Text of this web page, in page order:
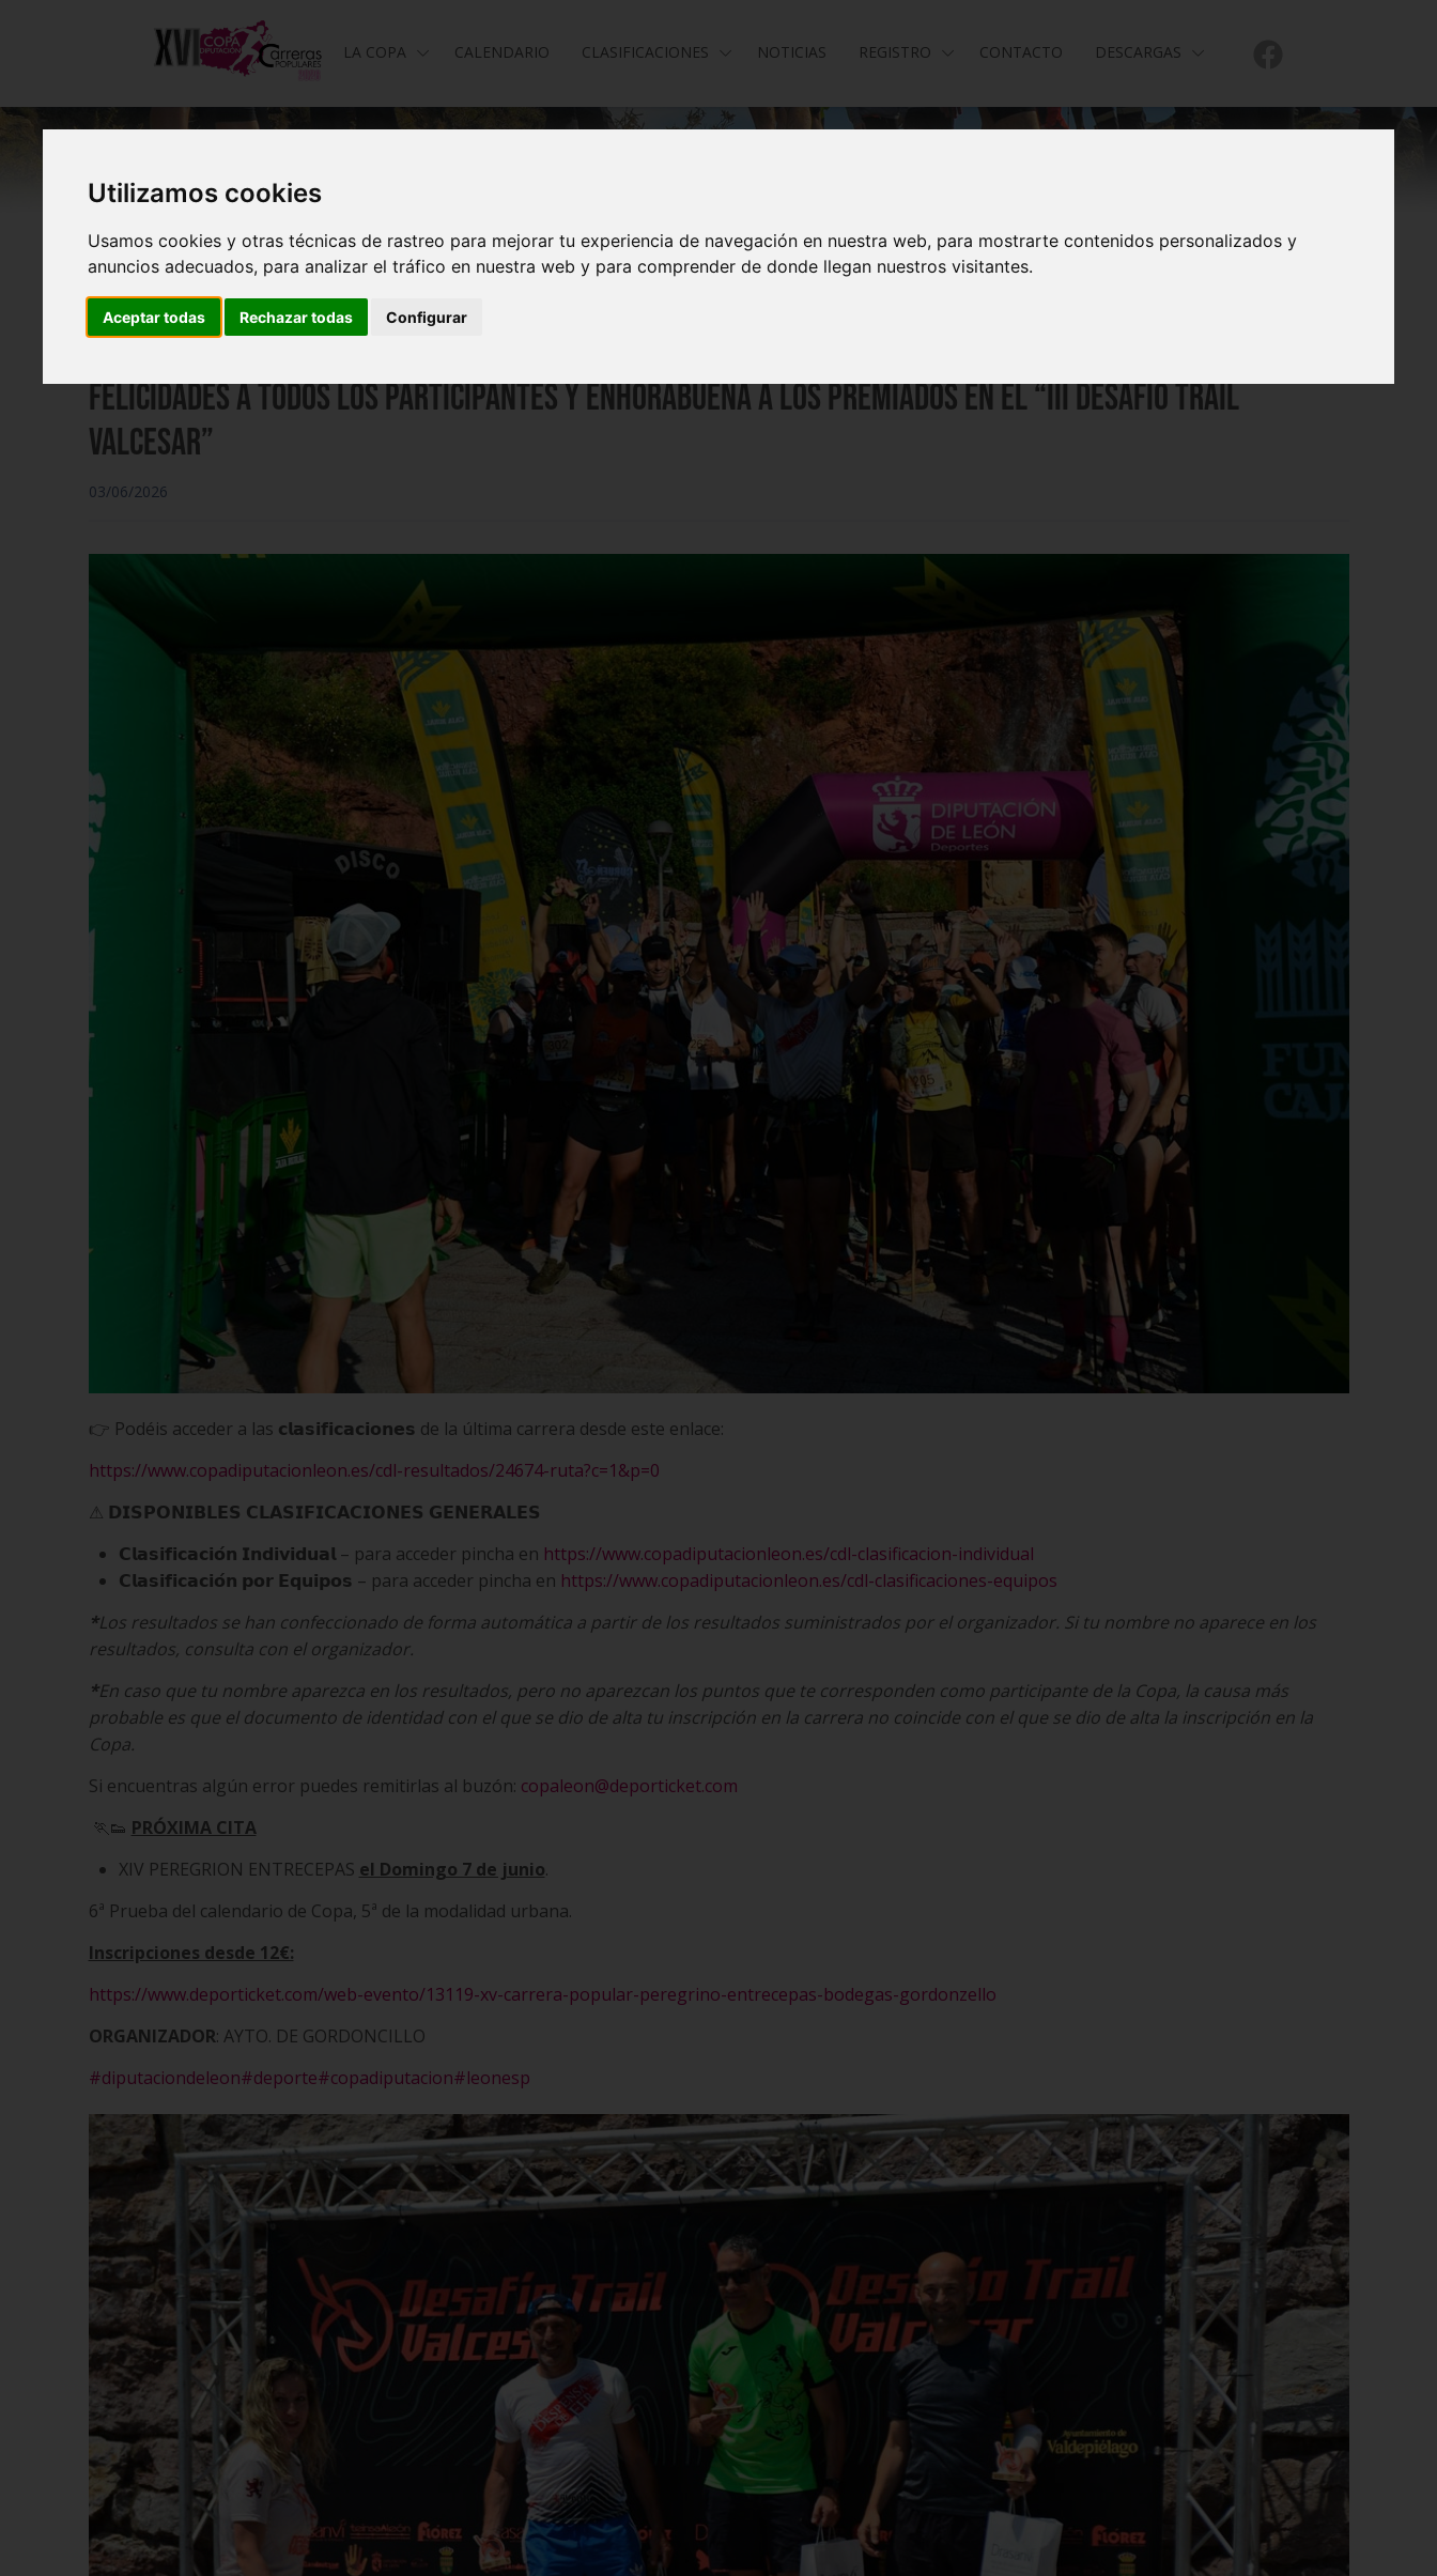
Utilizamos cookies
Usamos cookies y otras técnicas de rastreo para mejorar tu experiencia de navegación en nuestra web, para mostrarte contenidos personalizados y
anuncios adecuados, para analizar el tráfico en nuestra web y para comprender de donde llegan nuestros visitantes.
Aceptar todas Rechazar todas Configurar
LA COPA CALENDARIO CLASIFICACIONES NOTICIAS REGISTRO CONTACTO DESCARGAS
Felicidades a todos los participantes y enhorabuena a los premiados en el “III DESAFÍO TRAIL
VALCESAR”
03/06/2026
👉 Podéis acceder a las 𝗰𝗹𝗮𝘀𝗶𝗳𝗶𝗰𝗮𝗰𝗶𝗼𝗻𝗲𝘀 de la última carrera desde este enlace:
https://www.copadiputacionleon.es/cdl-resultados/24674-ruta?c=1&p=0
⚠ 𝗗𝗜𝗦𝗣𝗢𝗡𝗜𝗕𝗟𝗘𝗦 𝗖𝗟𝗔𝗦𝗜𝗙𝗜𝗖𝗔𝗖𝗜𝗢𝗡𝗘𝗦 𝗚𝗘𝗡𝗘𝗥𝗔𝗟𝗘𝗦
𝗖𝗹𝗮𝘀𝗶𝗳𝗶𝗰𝗮𝗰𝗶𝗼́𝗻 𝗜𝗻𝗱𝗶𝘃𝗶𝗱𝘂𝗮𝗹 – para acceder pincha en https://www.copadiputacionleon.es/cdl-clasificacion-individual
𝗖𝗹𝗮𝘀𝗶𝗳𝗶𝗰𝗮𝗰𝗶𝗼́𝗻 𝗽𝗼𝗿 𝗘𝗾𝘂𝗶𝗽𝗼𝘀 – para acceder pincha en https://www.copadiputacionleon.es/cdl-clasificaciones-equipos
*Los resultados se han confeccionado de forma automática a partir de los resultados suministrados por el organizador. Si tu nombre no aparece en los
resultados, consulta con el organizador.
*En caso que tu nombre aparezca en los resultados, pero no aparezcan los puntos que te corresponden como participante de la Copa, la causa más
probable es que el documento de identidad con el que se dio de alta tu inscripción en la carrera no coincide con el que se dio de alta la inscripción en la
Copa.
Si encuentras algún error puedes remitirlas al buzón: copaleon@deporticket.com
🏃‍👟 PRÓXIMA CITA
XIV PEREGRION ENTRECEPAS el Domingo 7 de junio.
6ª Prueba del calendario de Copa, 5ª de la modalidad urbana.
Inscripciones desde 12€:
https://www.deporticket.com/web-evento/13119-xv-carrera-popular-peregrino-entrecepas-bodegas-gordonzello
ORGANIZADOR: AYTO. DE GORDONCILLO
#diputaciondeleon#deporte#copadiputacion#leonesp